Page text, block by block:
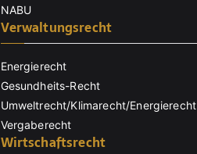
NABU
Verwaltungsrecht
Energierecht
Gesundheits-Recht
Umweltrecht/Klimarecht/Energierecht
Vergaberecht
Wirtschaftsrecht